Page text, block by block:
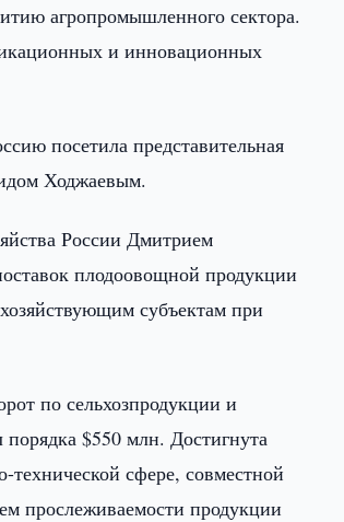
агропромышленного сектора.
и инновационных
посетила представительная
Ходжаевым.
России Дмитрием
плодоовощной продукции
субъектам при
по сельхозпродукции и
$550 млн. Достигнута
технической сфере, совместной
прослеживаемости продукции